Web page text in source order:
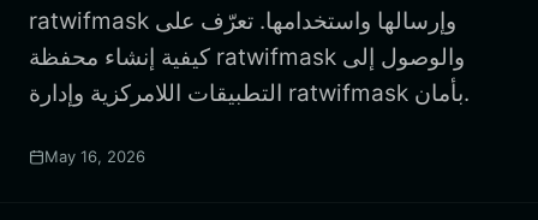
हिन्दी
Español
Português (Brasil)
ratwifmask وإرسالها واستخدامها. تعرّف على
كيفية إنشاء محفظة ratwifmask والوصول إلى
التطبيقات اللامركزية وإدارة ratwifmask بأمان.
May 16, 2026